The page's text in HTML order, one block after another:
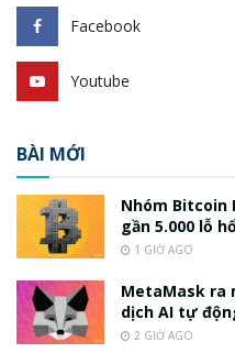
Facebook
Youtube
BÀI MỚI
Nhóm Bitcoin
gần 5.000 lỗ
1 GIỜ AGO
MetaMask ra
dịch AI tự
2 GIỜ AGO